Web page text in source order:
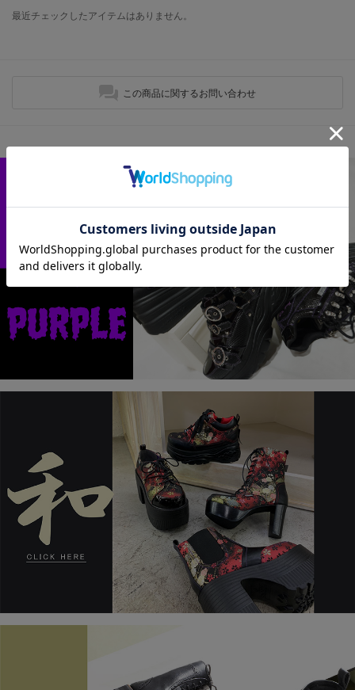
最近チェックしたアイテムはありません。
この商品に関するお問い合わせ